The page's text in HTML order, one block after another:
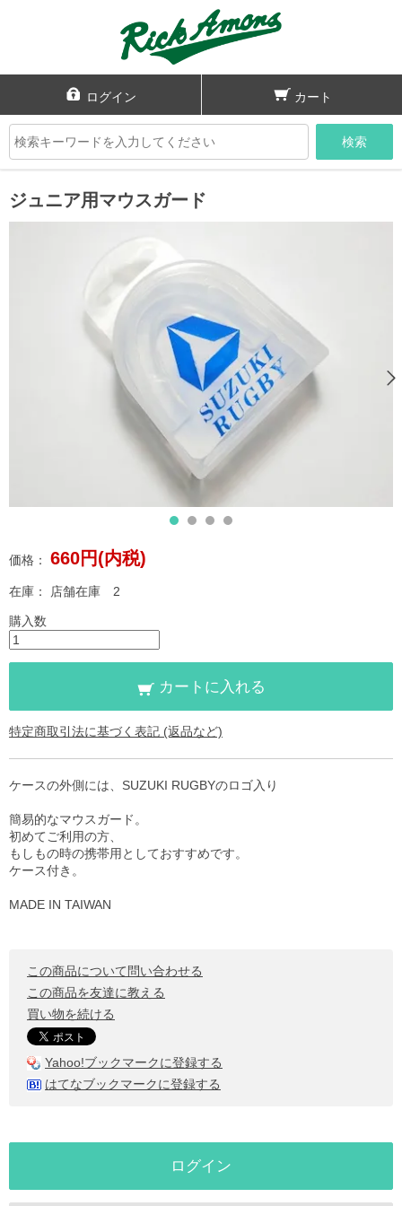
ログイン カート
検索
ジュニア用マウスガード
価格： 660円(内税)
在庫： 店舗在庫 2
購入数
カートに入れる
特定商取引法に基づく表記 (返品など)
ケースの外側には、SUZUKI RUGBYのロゴ入り
簡易的なマウスガード。
初めてご利用の方、
もしもの時の携帯用としておすすめです。
ケース付き。
MADE IN TAIWAN
この商品について問い合わせる
この商品を友達に教える
買い物を続ける
Yahoo!ブックマークに登録する
はてなブックマークに登録する
ログイン